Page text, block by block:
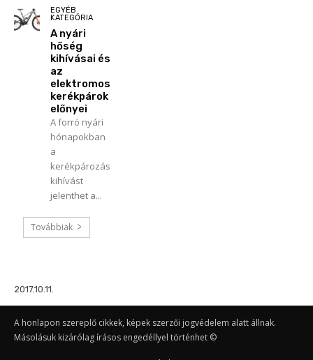
EGYÉB
KATEGÓRIA
A nyári
hőség
kihívásai és
az
elektromos
kerékpárok
előnyei
A forró nyári
hónapokban
a
kerékpározás
kihívást
jelenthet a...
Továbbiak
2017.10.11.
A honlapon szereplő cikkek, képek szerzői jogvédelem alatt állnak.
Másolásuk kizárólag írásos engedéllyel történhet ©